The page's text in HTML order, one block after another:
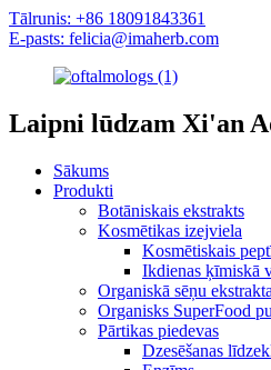
Tālrunis: +86 18091843361
E-pasts: felicia@imaherb.com
Laipni lūdzam Xi'an
Sākums
Produkti
Botāniskais ekstrakts
Kosmētikas izejviela
Kosmētiskais
Ikdienas ķīmiskā
Organiskā sēņu
Organisks SuperFood
Pārtikas piedevas
Dzesēšanas